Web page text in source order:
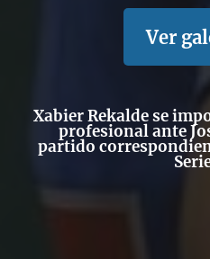
Ver
Xabier Rekalde se
profesional ante
partido